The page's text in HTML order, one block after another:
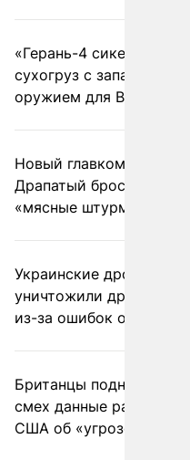
«Герань-4 сикер»
сухогруз с западным
оружием для ВСУ
Новый главком ВСУ
Драпатый бросил
«мясные штурмы»
Украинские дроны
уничтожили друг друга
из-за ошибок
Британцы подняли на
смех данные разведки
США об «угрозе